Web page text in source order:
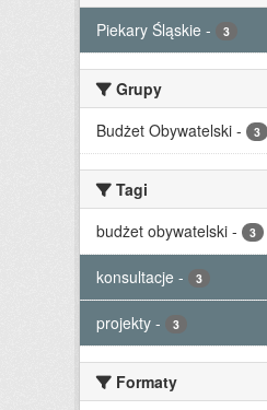
Piekary Śląskie - 3
Grupy
Budżet Obywatelski - 3
Tagi
budżet obywatelski - 3
konsultacje - 3
projekty - 3
Formaty